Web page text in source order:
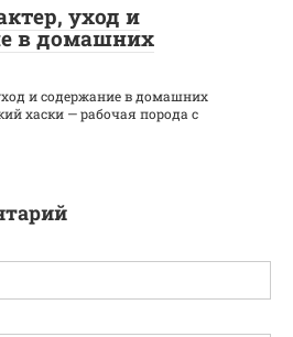
уход и
в домашних
и содержание в домашних
хаски — рабочая порода с